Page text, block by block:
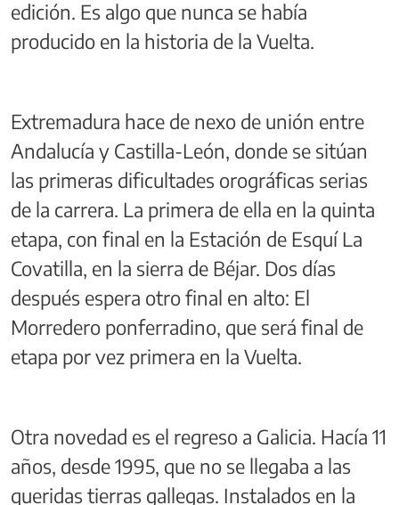
edición. Es algo que nunca se había
producido en la historia de la Vuelta.
Extremadura hace de nexo de unión entre
Andalucía y Castilla-León, donde se sitúan
las primeras dificultades orográficas serias
de la carrera. La primera de ella en la quinta
etapa, con final en la Estación de Esquí La
Covatilla, en la sierra de Béjar. Dos días
después espera otro final en alto: El
Morredero ponferradino, que será final de
etapa por vez primera en la Vuelta.
Otra novedad es el regreso a Galicia. Hacía 11
años, desde 1995, que no se llegaba a las
queridas tierras gallegas. Instalados en la